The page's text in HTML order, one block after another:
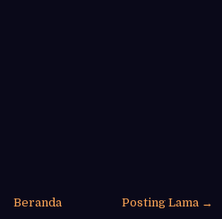
Posting Lama →
Beranda